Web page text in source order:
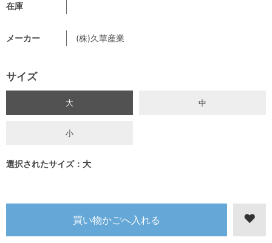
在庫
メーカー (株)久華産業
サイズ
大 中
小
選択されたサイズ：大